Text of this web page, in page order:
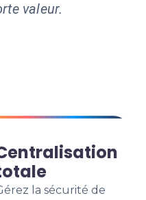
valeur.
la sécurité de